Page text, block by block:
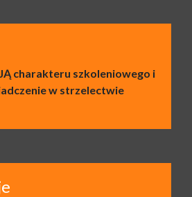
charakteru szkoleniowego i
w strzelectwie